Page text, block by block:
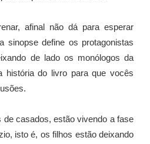
afinal não dá para esperar
sinopse define os protagonistas
de lado os monólogos da
história do livro para que vocês
de casados, estão vivendo a fase
isto é, os filhos estão deixando